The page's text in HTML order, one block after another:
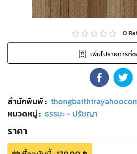
0
เพิ่มไปรายการที่
สำนักพิมพ์:
หมวดหมู่: ธรรมะ - ปรัชญา
ราคา